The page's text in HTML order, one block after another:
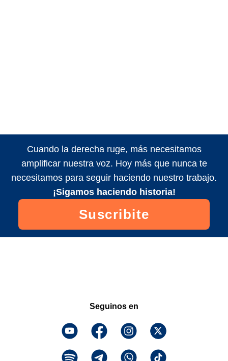
Cuando la derecha ruge, más necesitamos
amplificar nuestra voz. Hoy más que nunca te
necesitamos para seguir haciendo nuestro trabajo.
¡Sigamos haciendo historia!
Suscribite
Seguinos en